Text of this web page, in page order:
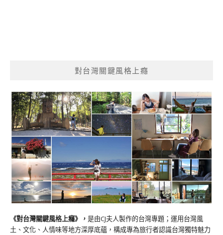
對台灣關鍵風格上癮
《對台灣關鍵風格上癮》 ， 是由CJ夫人製作的台灣專題；運用台灣風
土、文化、人情味等地方深厚底蘊，構成專為旅行者認識台灣獨特魅力